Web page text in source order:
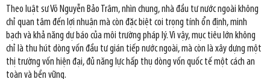
Theo luật sư Võ Nguyễn Bảo Trâm, nhìn chung, nhà đầu tư nước ngoài không
chỉ quan tâm đến lợi nhuận mà còn đặc biệt coi trọng tính ổn định, minh
bạch và khả năng dự báo của môi trường pháp lý. Vì vậy, mục tiêu lớn không
chỉ là thu hút dòng vốn đầu tư gián tiếp nước ngoài, mà còn là xây dựng một
thị trường vốn hiện đại, đủ năng lực hấp thụ dòng vốn quốc tế một cách an
toàn và bền vững.